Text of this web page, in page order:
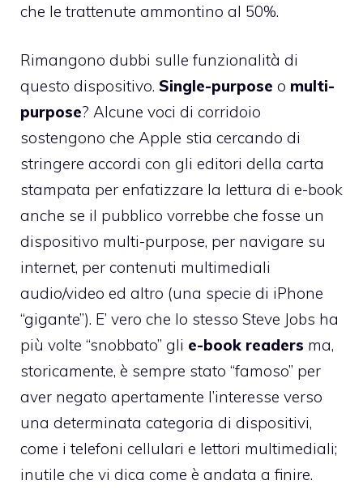
che le trattenute ammontino al 50%.
Rimangono dubbi sulle funzionalità di
questo dispositivo. Single-purpose o multi-
purpose? Alcune voci di corridoio
sostengono che Apple stia cercando di
stringere accordi con gli editori della carta
stampata per enfatizzare la lettura di e-book
anche se il pubblico vorrebbe che fosse un
dispositivo multi-purpose, per navigare su
internet, per contenuti multimediali
audio/video ed altro (una specie di iPhone
“gigante”). E’ vero che lo stesso Steve Jobs ha
più volte “snobbato” gli e-book readers ma,
storicamente, è sempre stato “famoso” per
aver negato apertamente l’interesse verso
una determinata categoria di dispositivi,
come i telefoni cellulari e lettori multimediali;
inutile che vi dica come è andata a finire.